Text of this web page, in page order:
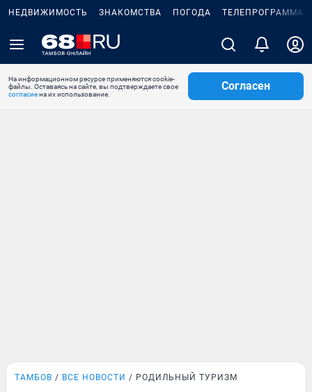
НЕДВИЖИМОСТЬ ЗНАКОМСТВА ПОГОДА ТЕЛЕПРОГРАММА
На информационном ресурсе применяются cookie-
файлы. Оставаясь на сайте, вы подтверждаете свое
согласиена их использование.
Согласен
ТАМБОВ ВСЕ НОВОСТИ РОДИЛЬНЫЙ ТУРИЗМ